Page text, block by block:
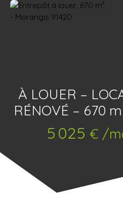
À LOUER –
RÉNOVÉ – 670
5 025 € /